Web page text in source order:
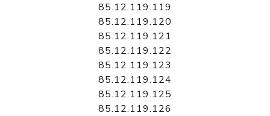
85.12.119.119
85.12.119.120
85.12.119.121
85.12.119.122
85.12.119.123
85.12.119.124
85.12.119.125
85.12.119.126